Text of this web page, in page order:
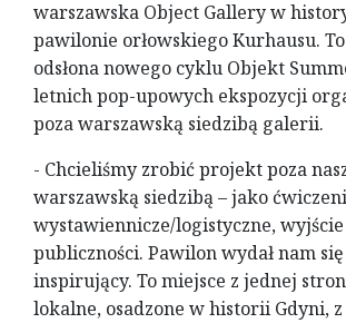
warszawska Object Gallery w
pawilonie orłowskiego Kurhausu.
odsłona nowego cyklu Objekt
letnich pop-upowych ekspozycji
poza warszawską siedzibą galerii.
- Chcieliśmy zrobić projekt poza
warszawską siedzibą – jako
wystawiennicze/logistyczne,
publiczności. Pawilon wydał nam
inspirujący. To miejsce z jednej
lokalne, osadzone w historii Gdyni,